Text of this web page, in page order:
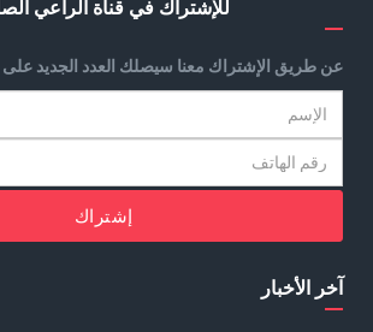
للإشتراك في قناة الراعي
عن طريق الإشتراك معنا سيصلك العدد الجديد على
إشتراك
آخر الأخبار